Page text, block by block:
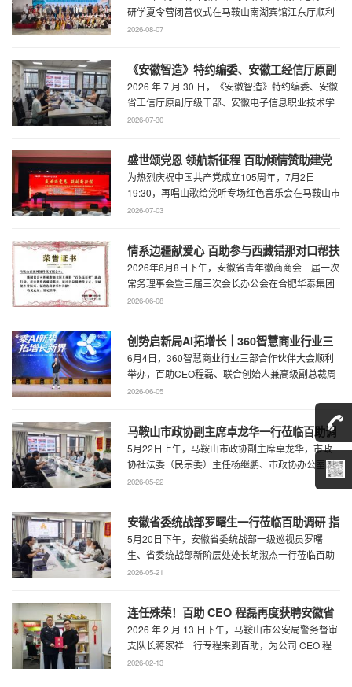
研学夏令营闭营仪式在马鞍山南湖宾馆江东厅顺利
举办，百助CEO、马鞍山市新联会会长程 ...
2026-08-07
《安徽智造》特约编委、安徽工经信厅原副
厅级干部、安徽电子信息职业技术学院原党
委书记石象斌莅临百助考察交流
2026 年 7 月 30 日，《安徽智造》特约编委、安徽
省工信厅原副厅级干部、安徽电子信息职业技术学
院原党委书记石象斌莅临百助考 ...
2026-07-30
盛世颂党恩 领航新征程 百助倾情赞助建党
105周年文艺展演
为热烈庆祝中国共产党成立105周年，7月2日
19:30，再唱山歌给党听专场红色音乐会在马鞍山市
工人文化宫职工剧场精彩上演。本场音乐会由 ...
2026-07-03
情系边疆献爱心 百助参与西藏错那对口帮扶
行动
2026年6月8日下午，安徽省青年徽商商会三届一次
常务理事会暨三届三次会长办公会在合肥华泰集团
召开。...
2026-06-08
创势启新局AI拓增长｜360智慧商业行业三
部合作伙伴大会圆满召开
6月4日，360智慧商业行业三部合作伙伴大会顺利
举办，百助CEO程磊、联合创始人兼高级副总裁周
慧受邀参会，与360集团副总裁黄剑及行业各合作
2026-06-05
马鞍山市政协副主席卓龙华一行莅临百助调
研指导工作
5月22日上午，马鞍山市政协副主席卓龙华，市政
协社法委（民宗委）主任杨继鹏、市政协办公室副
主任何慧、市政协专委会综合五科副科长 ...
2026-05-22
安徽省委统战部罗曙生一行莅临百助调研 指
导新阶层人士工作
5月20日下午，安徽省委统战部一级巡视员罗曙
生、省委统战部新阶层处处长胡淑杰一行莅临百助
走访调研，马鞍山市委统战部副部长王林陪 ...
2026-05-21
连任殊荣！百助 CEO 程磊再度获聘安徽省
公安厅党风政风警风监督员
2026 年 2 月 13 日下午，马鞍山市公安局警务督审
支队长蒋家祥一行专程来到百助，为公司 CEO 程
磊现场颁发安徽省公安厅党风 ...
2026-02-13